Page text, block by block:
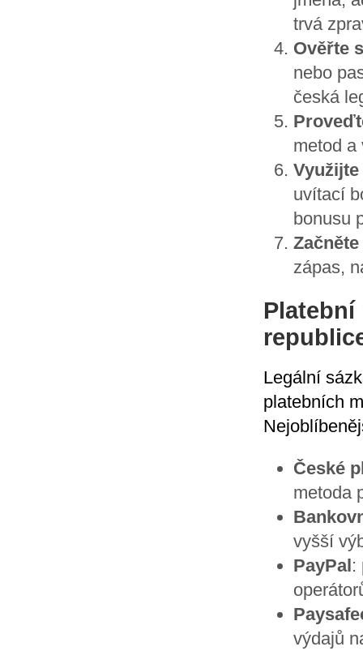
trvá
Ověřte
nebo
česká
metod a
uvítací
bonusu
zápas,
Platební
Legální
platebních
České
metoda
vyšší
PayPal:
výdajů